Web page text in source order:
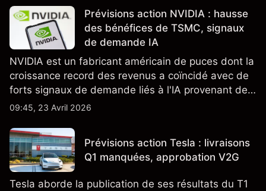
Prévisions action NVIDIA : hausse
des bénéfices de TSMC, signaux
de demande IA
NVIDIA est un fabricant américain de puces dont la
croissance record des revenus a coïncidé avec de
forts signaux de demande liés à l'IA provenant de
partenaires clés de la chaîne d'approvisionnement,
passées ne préjugent pas des résultats futurs.
09:45, 23 Avril 2026
Prévisions action Tesla : livraisons
Q1 manquées, approbation V2G
Tesla aborde la publication de ses résultats du T1